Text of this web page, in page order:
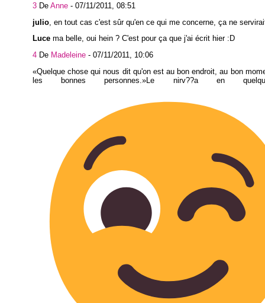
3 De Anne - 07/11/2011, 08:51
julio , en tout cas c'est sûr qu'en ce qui me concerne, ça ne
Luce ma belle, oui hein ? C'est pour ça que j'ai écrit hier :D
4 De Madeleine - 07/11/2011, 10:06
Quelque chose qui nous dit qu'on est au bon endroit, au bon
les bonnes personnes. Le nirv??a en